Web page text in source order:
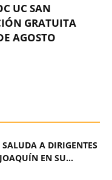
UC SAN
GRATUITA
AGOSTO
A DIRIGENTES
EN SU...